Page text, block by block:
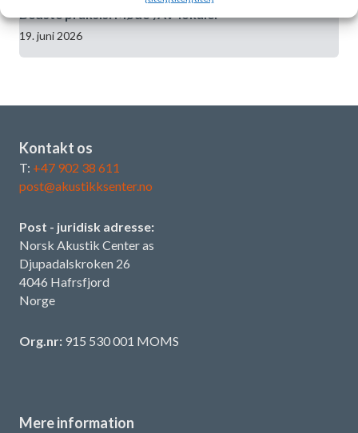
Bedste praksis: Møde-/AV-lokaler
19. juni 2026
Kontakt os
T: +47 902 38 611
post@akustikksenter.no
Post - juridisk adresse:
Norsk Akustik Center as
Djupadalskroken 26
4046 Hafrsfjord
Norge
Org.nr: 915 530 001 MOMS
Mere information